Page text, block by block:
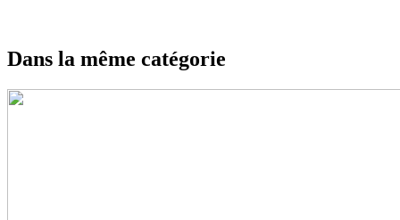
Dans la même catégorie